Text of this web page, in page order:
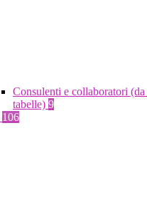
Consulenti e collaboratori
tabelle) 9
106